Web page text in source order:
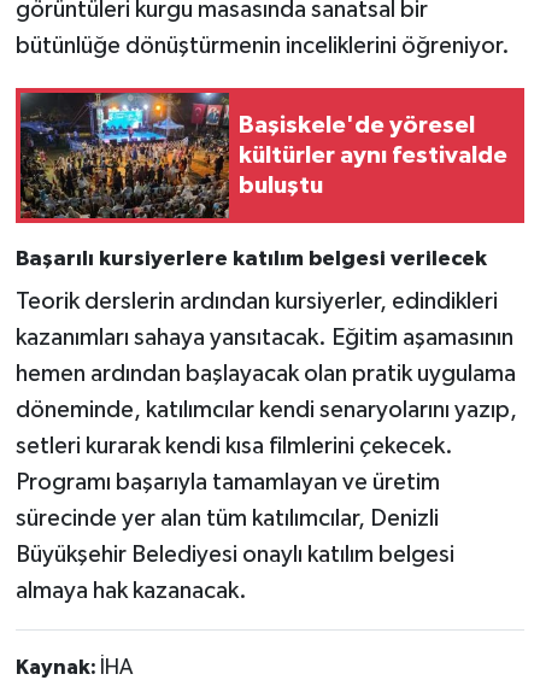
görüntüleri kurgu masasında sanatsal bir
bütünlüğe dönüştürmenin inceliklerini öğreniyor.
Başiskele'de yöresel
kültürler aynı festivalde
buluştu
Başarılı kursiyerlere katılım belgesi verilecek
Teorik derslerin ardından kursiyerler, edindikleri
kazanımları sahaya yansıtacak. Eğitim aşamasının
hemen ardından başlayacak olan pratik uygulama
döneminde, katılımcılar kendi senaryolarını yazıp,
setleri kurarak kendi kısa filmlerini çekecek.
Programı başarıyla tamamlayan ve üretim
sürecinde yer alan tüm katılımcılar, Denizli
Büyükşehir Belediyesi onaylı katılım belgesi
almaya hak kazanacak.
Kaynak: İHA